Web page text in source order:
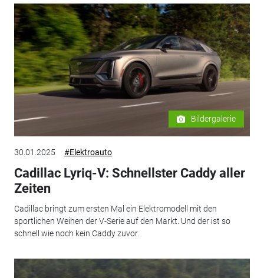
Bildergalerie
30.01.2025 #Elektroauto
Cadillac Lyriq-V: Schnellster Caddy aller
Zeiten
Cadillac bringt zum ersten Mal ein Elektromodell mit den
sportlichen Weihen der V-Serie auf den Markt. Und der ist so
schnell wie noch kein Caddy zuvor.